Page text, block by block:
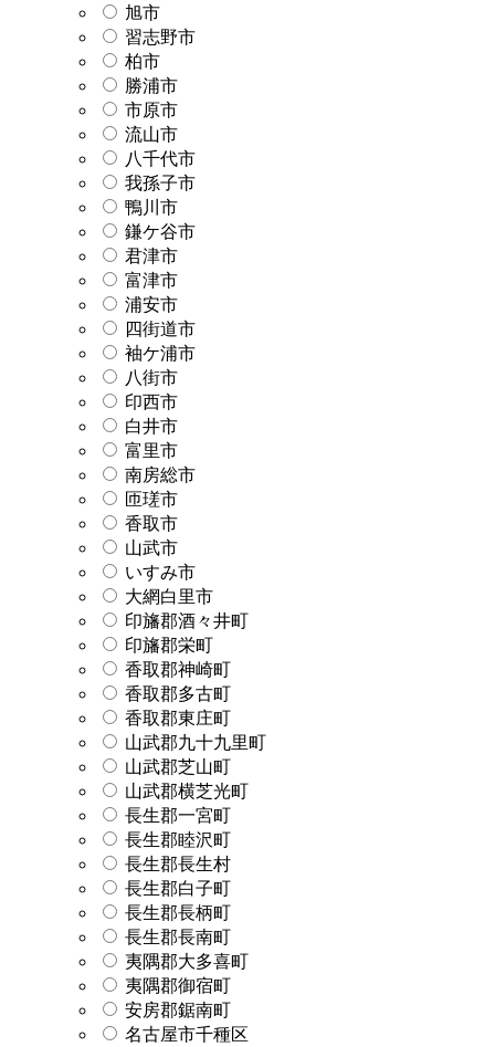
旭市
習志野市
柏市
勝浦市
市原市
流山市
八千代市
我孫子市
鴨川市
鎌ケ谷市
君津市
富津市
浦安市
四街道市
袖ケ浦市
八街市
印西市
白井市
富里市
南房総市
匝瑳市
香取市
山武市
いすみ市
大網白里市
印旛郡酒々井町
印旛郡栄町
香取郡神崎町
香取郡多古町
香取郡東庄町
山武郡九十九里町
山武郡芝山町
山武郡横芝光町
長生郡一宮町
長生郡睦沢町
長生郡長生村
長生郡白子町
長生郡長柄町
長生郡長南町
夷隅郡大多喜町
夷隅郡御宿町
安房郡鋸南町
名古屋市千種区